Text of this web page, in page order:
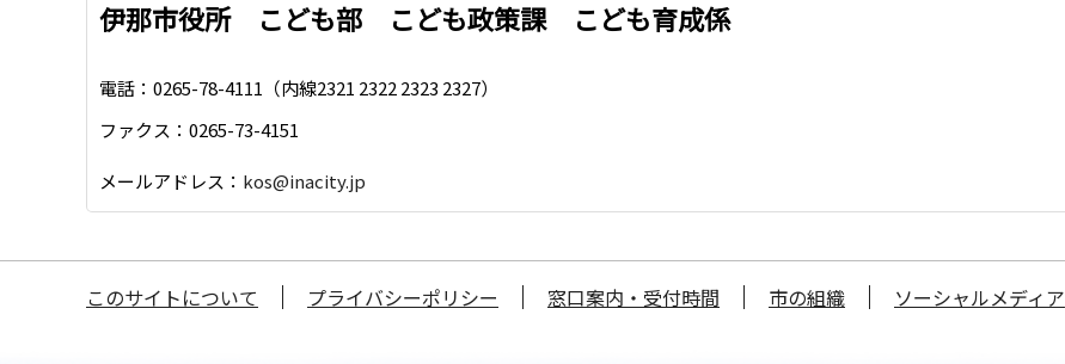
伊那市役所 こども部 こども政策課 こども育成係
電話：0265-78-4111（内線2321 2322 2323 2327）
ファクス：0265-73-4151
メールアドレス： kos@inacity.jp
このサイトについて プライバシーポリシー 窓口案内・受付時間 市の組織 ソーシャルメディア